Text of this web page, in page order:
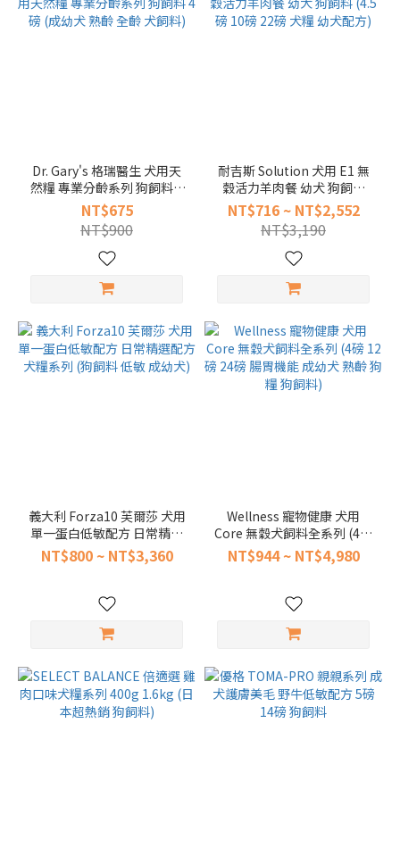
Dr. Gary's 格瑞醫生 犬用天
然糧 專業分齡系列 狗飼料 4
磅 (成幼犬 熟齡 全齡 犬飼料)
NT$675
NT$900
耐吉斯 Solution 犬用 E1 無
穀活力羊肉餐 幼犬 狗飼料
(4.5磅 10磅 22磅 犬糧 幼犬
配方)
NT$716 ~ NT$2,552
NT$3,190
義大利 Forza10 芙爾莎 犬用
單一蛋白低敏配方 日常精選
配方 犬糧系列 (狗飼料 低敏
成幼犬)
NT$800 ~ NT$3,360
Wellness 寵物健康 犬用
Core 無穀犬飼料全系列 (4磅
12磅 24磅 腸胃機能 成幼犬
熟齡 狗糧 狗飼料)
NT$944 ~ NT$4,980